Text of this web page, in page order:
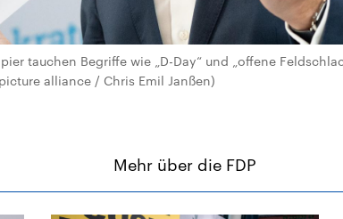
tauchen Begriffe wie „D-Day“ und „offene
alliance / Chris Emil Janßen)
Mehr über die FDP